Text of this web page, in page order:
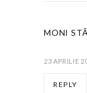
MONI
23 APRILIE
REPLY